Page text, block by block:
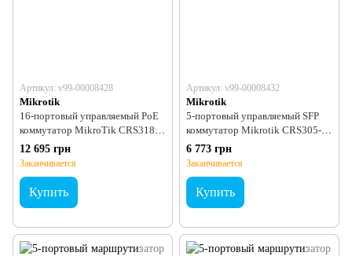
Артикул: v99-00008428
Mikrotik
16-портовый управляемый PoE
коммутатор MikroTik CRS318-
16P-2S+OUT
12 695 грн
Заканчивается
Купить
Артикул: v99-00008432
Mikrotik
5-портовый управляемый SFP
коммутатор Mikrotik CRS305-
1G-4S+IN
6 773 грн
Заканчивается
Купить